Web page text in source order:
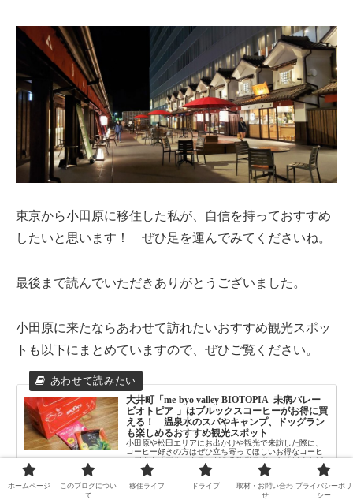
東京から小田原に移住した私が、自信を持っておすすめ
したいと思います！ ぜひ足を運んでみてくださいね。
最後まで読んでいただきありがとうございました。
小田原に来たならあわせて訪れたいおすすめ観光スポッ
トも以下にまとめていますので、ぜひご覧ください。
大井町「me-byo valley BIOTOPIA -未病バレー
ビオトピア-」はブルックスコーヒーがお得に買
える！ 温泉水のスパやキャンプ、ドッグラン
も楽しめるおすすめ観光スポット
小田原や松田エリアにお出かけや観光で来訪した際に、
コーヒー好きの方はぜひ立ち寄ってほしいお得なコーヒ
ー屋さん「ブルックス」がある観光スポット「ビオトピ
ア」について、実際に筆者が訪問した体験をもとに、徹
底紹介する。2022年4月10...
odawara-life.com 2022.02.04
ホームページ
このブログについ
て
移住ライフ ドライブ
取材・お問い合わ
せ
プライバシーポリ
シー